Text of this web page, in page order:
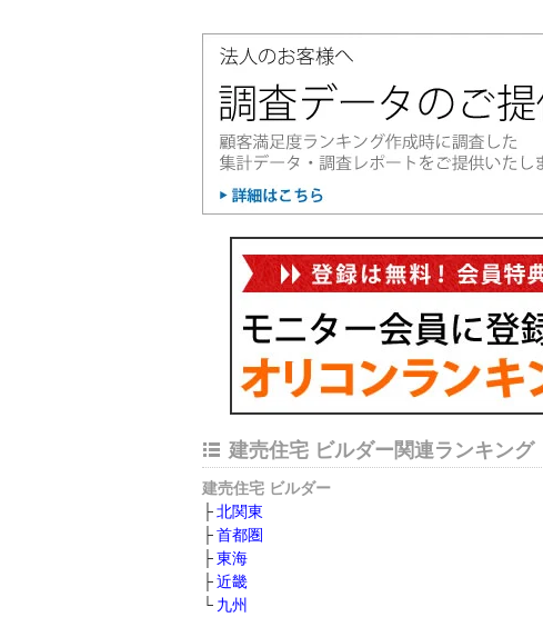
建売住宅 ビルダー関連ランキング
建売住宅 ビルダー
北関東
首都圏
東海
近畿
九州